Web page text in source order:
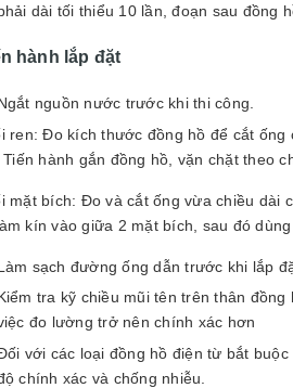
dài tối thiểu 10 lần, đoạn sau đồng
hành lắp đặt
nguồn nước trước khi thi công.
ren: Đo kích thước đồng hồ để cắt
hành gắn đồng hồ, vặn chặt theo
mặt bích: Đo và cắt ống vừa chiều dài
kín vào giữa 2 mặt bích, sau đó
sạch đường ống dẫn trước khi lắp
tra kỹ chiều mũi tên trên thân
đo lường trở nên chính xác hơn
với các loại đồng hồ điện từ bắt
chính xác và chống nhiễu.